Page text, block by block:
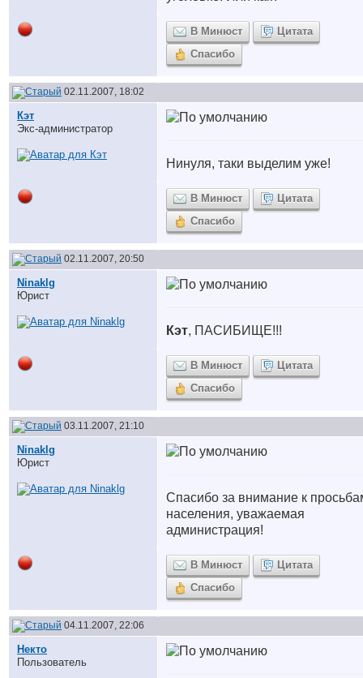
В Минюст
Цитата
Спасибо
02.11.2007, 18:02
Кэт
Экс-администратор
Нинуля, таки выделим уже!
В Минюст
Цитата
Спасибо
02.11.2007, 20:50
Ninaklg
Юрист
Кэт, ПАСИБИЩЕ!!!
В Минюст
Цитата
Спасибо
03.11.2007, 21:10
Ninaklg
Юрист
Спасибо за внимание к
населения, уважаемая
администрация!
В Минюст
Цитата
Спасибо
04.11.2007, 22:06
Некто
Пользователь